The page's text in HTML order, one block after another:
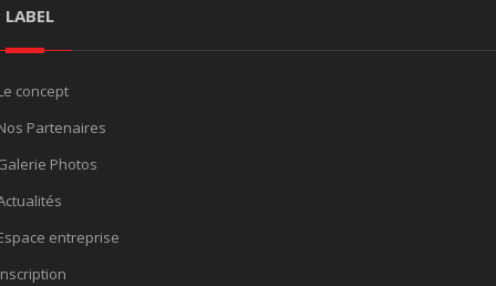
LABEL
concept
Partenaires
Photos
entreprise